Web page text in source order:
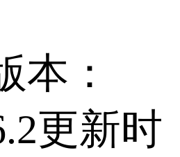
本：
更新时